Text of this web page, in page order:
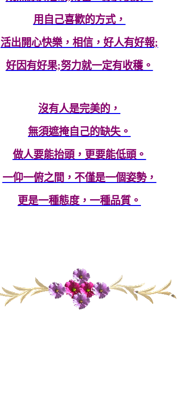
用自己喜歡的方式，
活出開心快樂，相信，好人有好報;
好因有好果;努力就一定有收穫。
沒有人是完美的，
無須遮掩自己的缺失。
做人要能抬頭，更要能低頭。
一仰一俯之間，不僅是一個姿勢，
更是一種態度，一種品質。